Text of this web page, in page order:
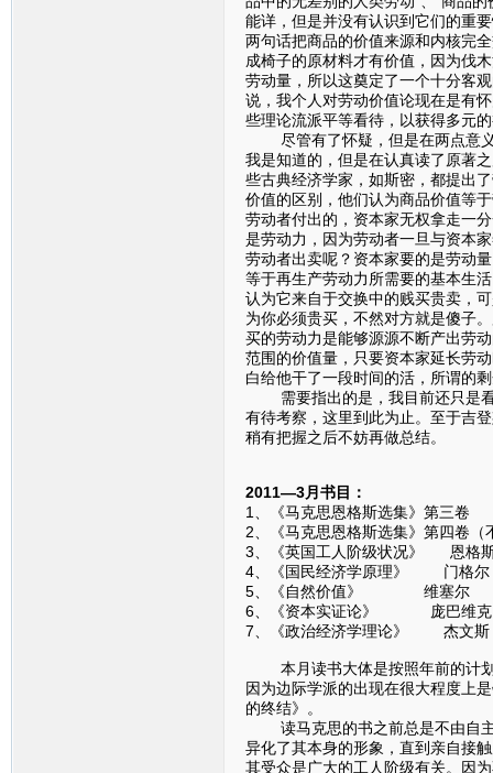
能详，但是并没有认识到它们的重
两句话把商品的价值来源和内核完
成椅子的原材料才有价值，因为伐
劳动量，所以这奠定了一个十分客
说，我个人对劳动价值论现在是有
些理论流派平等看待，以获得多元
尽管有了怀疑，但是在两点意义
我是知道的，但是在认真读了原著
些古典经济学家，如斯密，都提出
价值的区别，他们认为商品价值等
劳动者付出的，资本家无权拿走一
是劳动力，因为劳动者一旦与资本
劳动者出卖呢？资本家要的是劳动
等于再生产劳动力所需要的基本生
认为它来自于交换中的贱买贵卖，
为你必须贵买，不然对方就是傻子
买的劳动力是能够源源不断产出劳
范围的价值量，只要资本家延长劳
白给他干了一段时间的活，所谓的
需要指出的是，我目前还只是看
有待考察，这里到此为止。至于吉
稍有把握之后不妨再做总结。
2011—3月书目：
1、《马克思恩格斯选集》第三卷
2、《马克思恩格斯选集》第四卷（
3、《英国工人阶级状况》 恩格
4、《国民经济学原理》 门格尔
5、《自然价值》 维塞尔
6、《资本实证论》 庞巴维克
7、《政治经济学理论》 杰文斯
本月读书大体是按照年前的计划
因为边际学派的出现在很大程度上
的终结》。
读马克思的书之前总是不由自主
异化了其本身的形象，直到亲自接
其受众是广大的工人阶级有关。因